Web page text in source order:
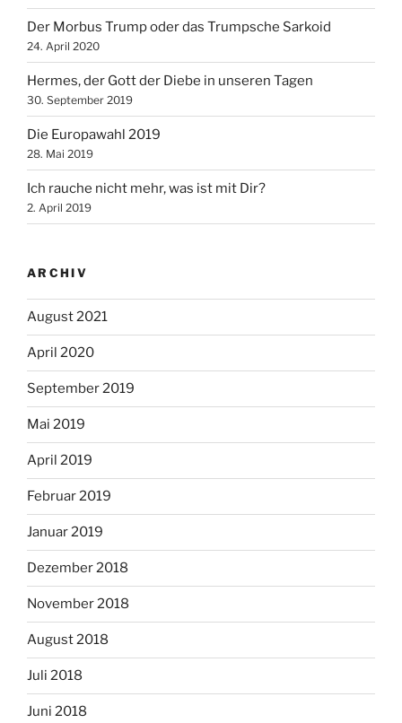
Der Morbus Trump oder das Trumpsche Sarkoid
24. April 2020
Hermes, der Gott der Diebe in unseren Tagen
30. September 2019
Die Europawahl 2019
28. Mai 2019
Ich rauche nicht mehr, was ist mit Dir?
2. April 2019
ARCHIV
August 2021
April 2020
September 2019
Mai 2019
April 2019
Februar 2019
Januar 2019
Dezember 2018
November 2018
August 2018
Juli 2018
Juni 2018